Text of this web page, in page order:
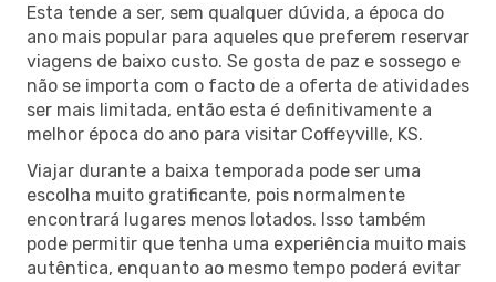
Esta tende a ser, sem qualquer dúvida, a época do
ano mais popular para aqueles que preferem reservar
viagens de baixo custo. Se gosta de paz e sossego e
não se importa com o facto de a oferta de atividades
ser mais limitada, então esta é definitivamente a
melhor época do ano para visitar Coffeyville, KS.
Viajar durante a baixa temporada pode ser uma
escolha muito gratificante, pois normalmente
encontrará lugares menos lotados. Isso também
pode permitir que tenha uma experiência muito mais
autêntica, enquanto ao mesmo tempo poderá evitar